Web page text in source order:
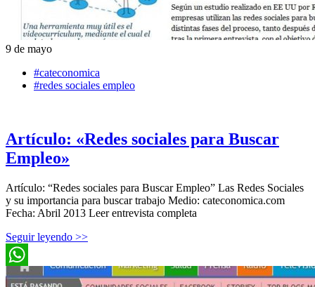
9 de mayo
#cateconomica
#redes sociales empleo
Artículo: «Redes sociales para Buscar
Empleo»
Artículo: “Redes sociales para Buscar Empleo” Las Redes Sociales
y su importancia para buscar trabajo Medio: cateconomica.com
Fecha: Abril 2013 Leer entrevista completa
Seguir leyendo >>
WhatsApp